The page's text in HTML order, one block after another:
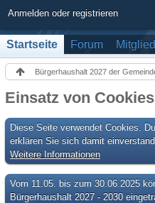
Anmelden oder registrieren
Startseite Forum
Bürgerhaushalt 2027 der
Einsatz von Cookies
Diese Seite verwendet Cookies.
erklären Sie sich damit
Weitere Informationen
Vom 11.05. bis zum 30.06.2025
Bürgerhaushalt 2027 - 2030